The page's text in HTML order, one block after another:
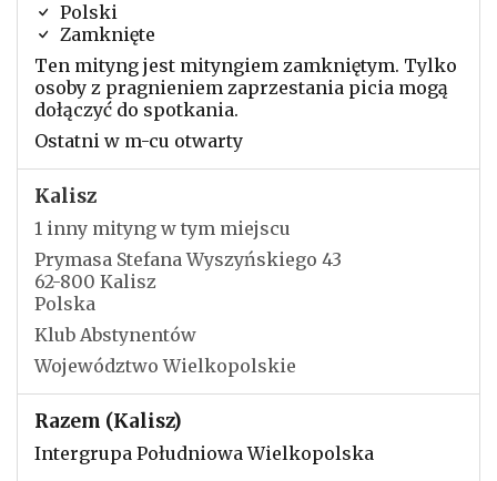
Polski
Zamknięte
Ten mityng jest mityngiem zamkniętym. Tylko
osoby z pragnieniem zaprzestania picia mogą
dołączyć do spotkania.
Ostatni w m-cu otwarty
Kalisz
1 inny mityng w tym miejscu
Prymasa Stefana Wyszyńskiego 43
62-800 Kalisz
Polska
Klub Abstynentów
Województwo Wielkopolskie
Razem (Kalisz)
Intergrupa Południowa Wielkopolska